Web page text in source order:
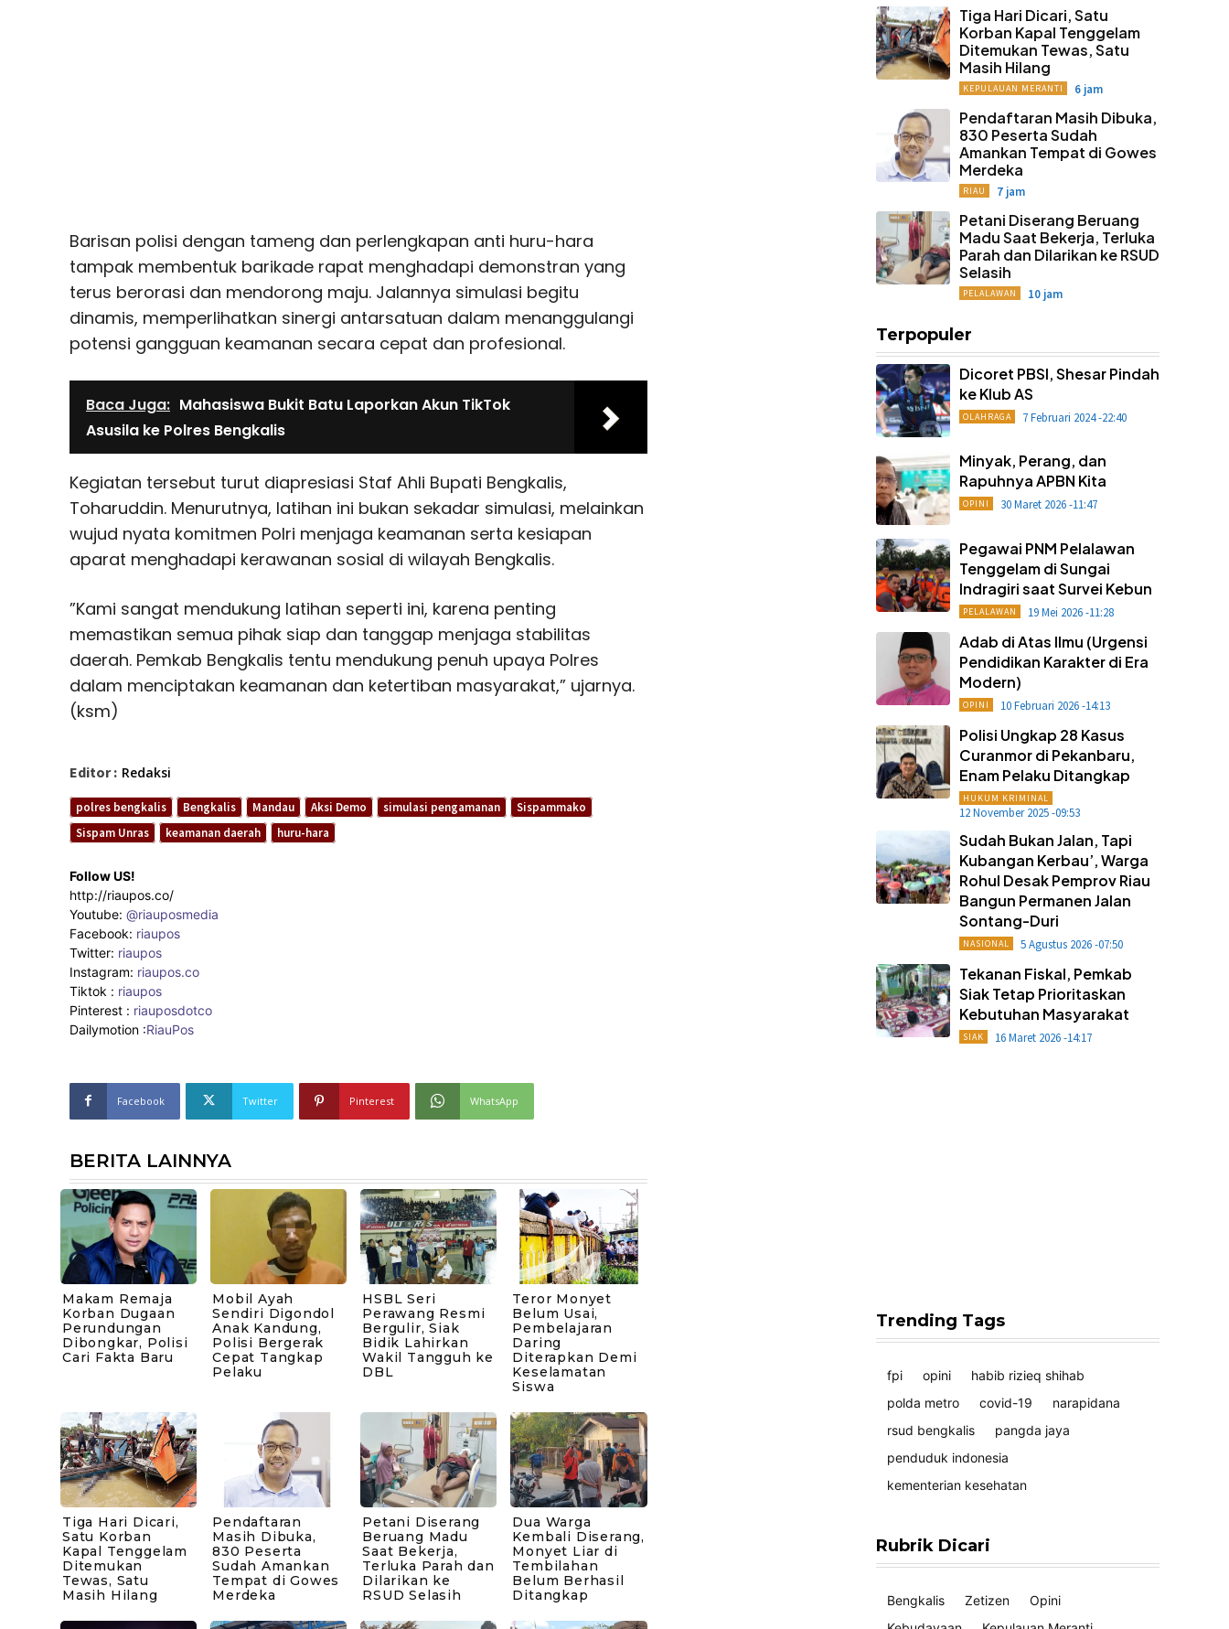
Barisan polisi dengan tameng dan perlengkapan anti huru-hara
tampak membentuk barikade rapat menghadapi demonstran yang
terus berorasi dan mendorong maju. Jalannya simulasi begitu
dinamis, memperlihatkan sinergi antarsatuan dalam menanggulangi
potensi gangguan keamanan secara cepat dan profesional.
Baca Juga: Mahasiswa Bukit Batu Laporkan Akun TikTok
Asusila ke Polres Bengkalis
Kegiatan tersebut turut diapresiasi Staf Ahli Bupati Bengkalis,
Toharuddin. Menurutnya, latihan ini bukan sekadar simulasi, melainkan
wujud nyata komitmen Polri menjaga keamanan serta kesiapan
aparat menghadapi kerawanan sosial di wilayah Bengkalis.
”Kami sangat mendukung latihan seperti ini, karena penting
memastikan semua pihak siap dan tanggap menjaga stabilitas
daerah. Pemkab Bengkalis tentu mendukung penuh upaya Polres
dalam menciptakan keamanan dan ketertiban masyarakat,” ujarnya.
(ksm)
Editor : Redaksi
polres bengkalis Bengkalis Mandau Aksi Demo simulasi pengamanan
Sispammako
Sispam Unras
keamanan daerah huru-hara
Follow US!
http://riaupos.co/
Youtube: @riauposmedia
Facebook: riaupos
Twitter: riaupos
Instagram: riaupos.co
Tiktok : riaupos
Pinterest : riauposdotco
Dailymotion :RiauPos
Facebook Twitter Pinterest WhatsApp
BERITA LAINNYA
Makam Remaja
Korban Dugaan
Perundungan
Dibongkar, Polisi
Cari Fakta Baru
Mobil Ayah
Sendiri Digondol
Anak Kandung,
Polisi Bergerak
Cepat Tangkap
Pelaku
HSBL Seri
Perawang Resmi
Bergulir, Siak
Bidik Lahirkan
Wakil Tangguh ke
DBL
Teror Monyet
Belum Usai,
Pembelajaran
Daring
Diterapkan Demi
Keselamatan
Siswa
Tiga Hari Dicari,
Satu Korban
Kapal Tenggelam
Ditemukan
Tewas, Satu
Masih Hilang
Pendaftaran
Masih Dibuka,
830 Peserta
Sudah Amankan
Tempat di Gowes
Merdeka
Petani Diserang
Beruang Madu
Saat Bekerja,
Terluka Parah dan
Dilarikan ke
RSUD Selasih
Dua Warga
Kembali Diserang,
Monyet Liar di
Tembilahan
Belum Berhasil
Ditangkap
Tiga Hari Dicari, Satu
Korban Kapal Tenggelam
Ditemukan Tewas, Satu
Masih Hilang
KEPULAUAN MERANTI 6 jam
Pendaftaran Masih Dibuka,
830 Peserta Sudah
Amankan Tempat di Gowes
Merdeka
RIAU 7 jam
Petani Diserang Beruang
Madu Saat Bekerja, Terluka
Parah dan Dilarikan ke RSUD
Selasih
PELALAWAN 10 jam
Terpopuler
Dicoret PBSI, Shesar Pindah
ke Klub AS
OLAHRAGA 7 Februari 2024 -22:40
Minyak, Perang, dan
Rapuhnya APBN Kita
OPINI 30 Maret 2026 -11:47
Pegawai PNM Pelalawan
Tenggelam di Sungai
Indragiri saat Survei Kebun
PELALAWAN 19 Mei 2026 -11:28
Adab di Atas Ilmu (Urgensi
Pendidikan Karakter di Era
Modern)
OPINI 10 Februari 2026 -14:13
Polisi Ungkap 28 Kasus
Curanmor di Pekanbaru,
Enam Pelaku Ditangkap
HUKUM KRIMINAL
12 November 2025 -09:53
Sudah Bukan Jalan, Tapi
Kubangan Kerbau’, Warga
Rohul Desak Pemprov Riau
Bangun Permanen Jalan
Sontang-Duri
NASIONAL 5 Agustus 2026 -07:50
Tekanan Fiskal, Pemkab
Siak Tetap Prioritaskan
Kebutuhan Masyarakat
SIAK 16 Maret 2026 -14:17
Trending Tags
fpi opini
habib rizieq shihab
polda metro
covid-19
narapidana
rsud bengkalis
pangda jaya
penduduk indonesia
kementerian kesehatan
Rubrik Dicari
Bengkalis Zetizen
Opini